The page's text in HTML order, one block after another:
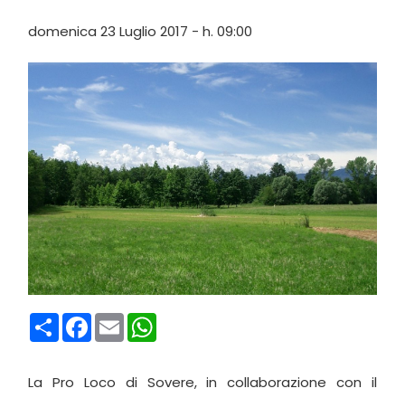
domenica 23 Luglio 2017 - h. 09:00
CondividiFacebook
Email
La Pro Loco di Sovere,in collaborazione con il